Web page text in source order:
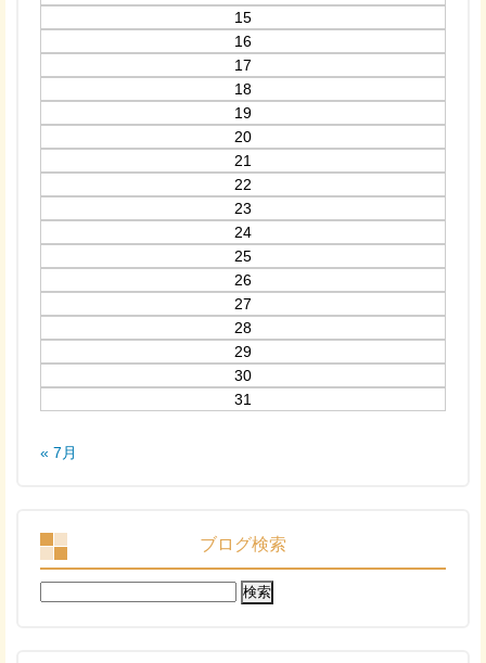
15
16
17
18
19
20
21
22
23
24
25
26
27
28
29
30
31
« 7月
ブログ検索
検
索: